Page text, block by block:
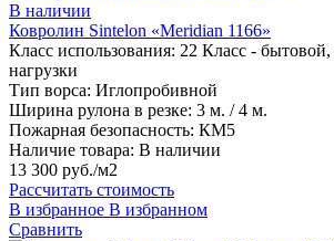
В наличии
Ковролин Sintelon «Meridian 1166»
Класс использования: 22 Класс -
нагрузки
Тип ворса: Иглопробивной
Ширина рулона в резке: 3 м. / 4 м.
Пожарная безопасность: КМ5
Наличие товара: В наличии
13 300 руб./м2
Рассчитать стоимость
В избранное В избранном
Сравнить